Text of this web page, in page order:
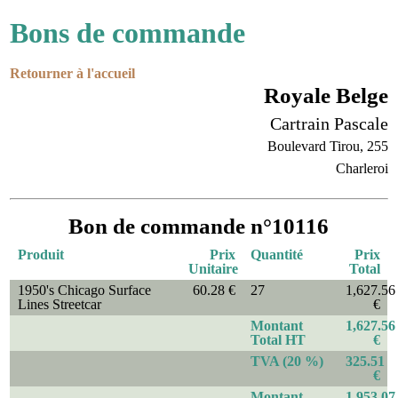
Bons de commande
Retourner à l'accueil
Royale Belge
Cartrain Pascale
Boulevard Tirou, 255
Charleroi
Bon de commande n°10116
Produit
Prix
Unitaire
Quantité
Prix
Total
1950's Chicago Surface
Lines Streetcar
60.28 € 27
1,627.56
€
Montant
Total HT
1,627.56
€
TVA (20 %)
325.51
€